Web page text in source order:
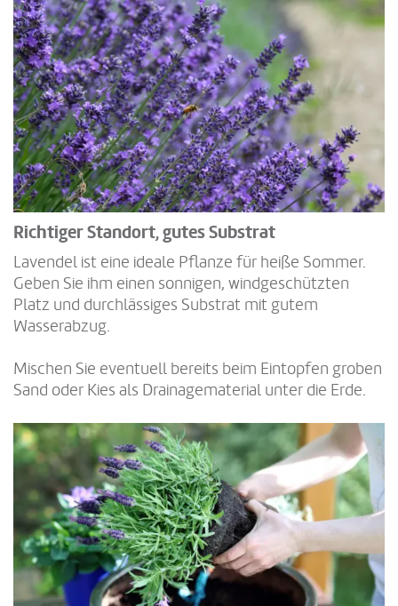
Richtiger Standort, gutes Substrat
Lavendel ist eine ideale Pflanze für heiße Sommer.
Geben Sie ihm einen sonnigen, windgeschützten
Platz und durchlässiges Substrat mit gutem
Wasserabzug.
Mischen Sie eventuell bereits beim Eintopfen groben
Sand oder Kies als Drainagematerial unter die Erde.